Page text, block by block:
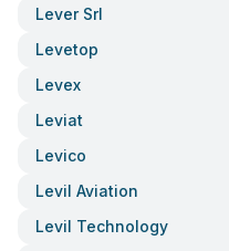
Lever Srl
Levetop
Levex
Leviat
Levico
Levil Aviation
Levil Technology